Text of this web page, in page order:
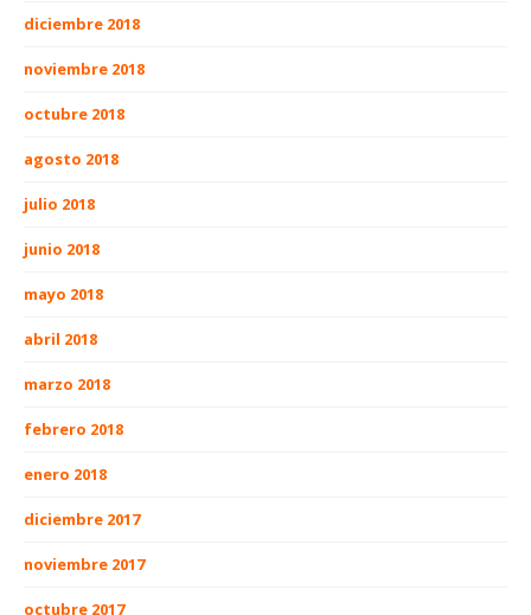
diciembre 2018
noviembre 2018
octubre 2018
agosto 2018
julio 2018
junio 2018
mayo 2018
abril 2018
marzo 2018
febrero 2018
enero 2018
diciembre 2017
noviembre 2017
octubre 2017